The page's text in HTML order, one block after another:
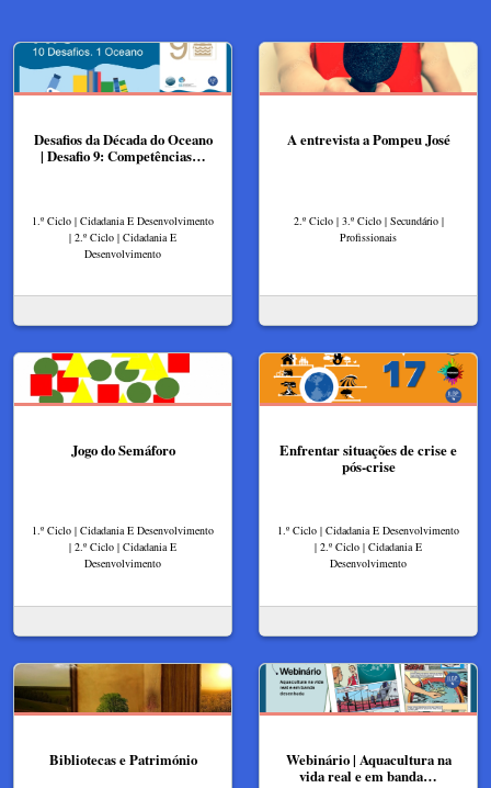
Desafios da Década do Oceano
| Desafio 9: Competências…
1.º Ciclo | Cidadania E Desenvolvimento
| 2.º Ciclo | Cidadania E
Desenvolvimento
A entrevista a Pompeu José
2.º Ciclo | 3.º Ciclo | Secundário |
Profissionais
Jogo do Semáforo
1.º Ciclo | Cidadania E Desenvolvimento
| 2.º Ciclo | Cidadania E
Desenvolvimento
Enfrentar situações de crise e
pós-crise
1.º Ciclo | Cidadania E Desenvolvimento
| 2.º Ciclo | Cidadania E
Desenvolvimento
Bibliotecas e Património
Webinário | Aquacultura na
vida real e em banda…